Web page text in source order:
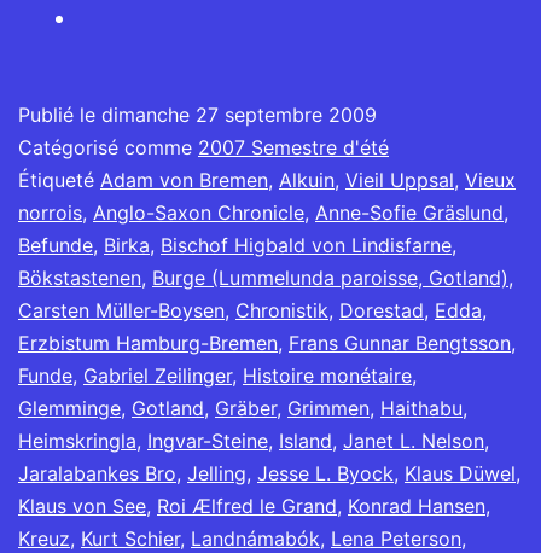
Publié le dimanche 27 septembre 2009
Catégorisé comme 2007 Semestre d'été
Étiqueté Adam von Bremen, Alkuin, Vieil Uppsal, Vieux
norrois, Anglo-Saxon Chronicle, Anne-Sofie Gräslund,
Befunde, Birka, Bischof Higbald von Lindisfarne,
Bökstastenen, Burge (Lummelunda paroisse, Gotland),
Carsten Müller-Boysen, Chronistik, Dorestad, Edda,
Erzbistum Hamburg-Bremen, Frans Gunnar Bengtsson,
Funde, Gabriel Zeilinger, Histoire monétaire,
Glemminge, Gotland, Gräber, Grimmen, Haithabu,
Heimskringla, Ingvar-Steine, Island, Janet L. Nelson,
Jaralabankes Bro, Jelling, Jesse L. Byock, Klaus Düwel,
Klaus von See, Roi Ælfred le Grand, Konrad Hansen,
Kreuz, Kurt Schier, Landnámabók, Lena Peterson,